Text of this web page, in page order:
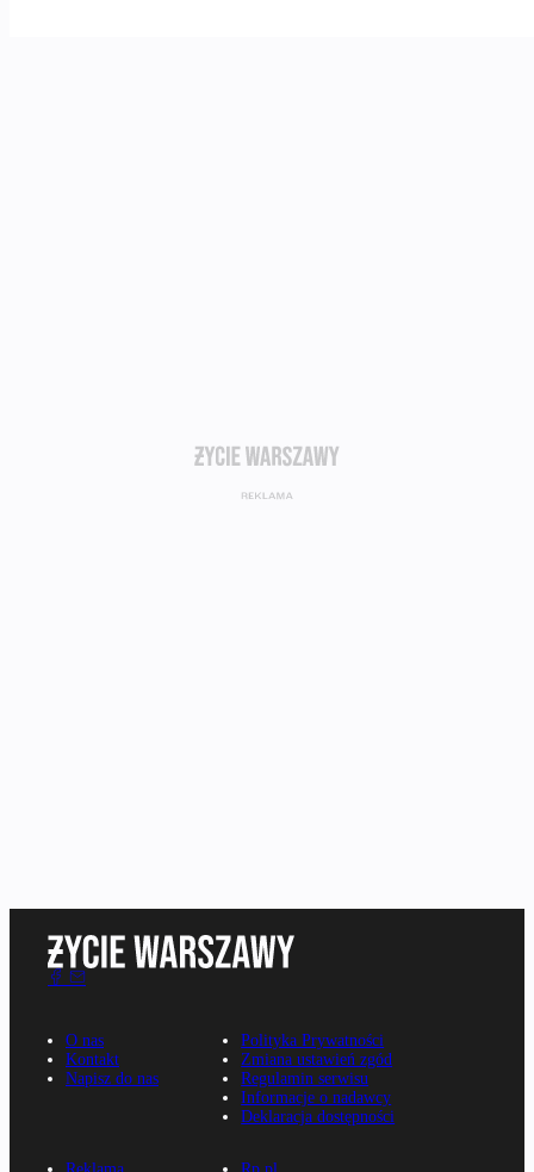
O nas
Kontakt
Napisz do nas
Polityka Prywatności
Zmiana ustawień zgód
Regulamin serwisu
Informacje o nadawcy
Deklaracja dostępności